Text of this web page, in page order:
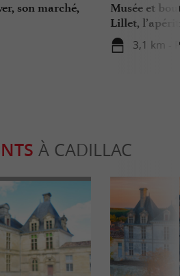
son marché,
Musée et
Lillet,
excellence
3,1 km -
À CADILLAC